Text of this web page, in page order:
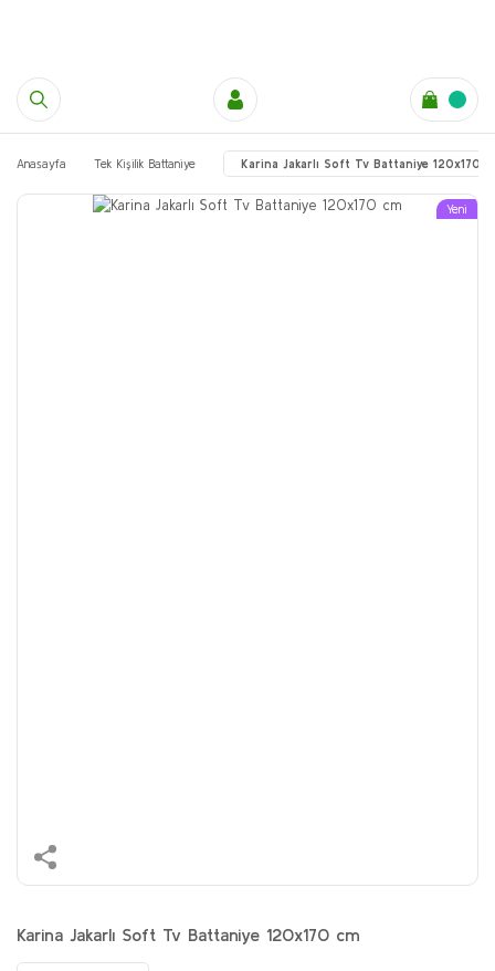
Anasayfa Tek Kişilik Battaniye Karina Jakarlı Soft Tv Battaniye 120x170
Yeni
Karina Jakarlı Soft Tv Battaniye 120x170 cm